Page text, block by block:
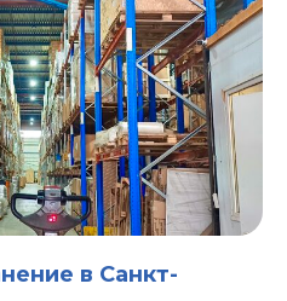
в Санкт-